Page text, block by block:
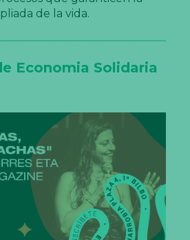
de la vida.
Economia Solidaria